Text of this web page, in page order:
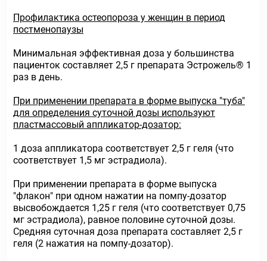
Профилактика остеопороза у женщин в период
постменопаузы
Минимальная эффективная доза у большинства
пациенток составляет 2,5 г препарата Эстрожель® 1
раз в день.
При применении препарата в форме выпуска "туба"
для определения суточной дозы используют
пластмассовый аппликатор-дозатор:
1 доза аппликатора соответствует 2,5 г геля (что
соответствует 1,5 мг эстрадиола).
При применении препарата в форме выпуска
"флакон" при одном нажатии на помпу-дозатор
высвобождается 1,25 г геля (что соответствует 0,75
мг эстрадиола), равное половине суточной дозы.
Средняя суточная доза препарата составляет 2,5 г
геля (2 нажатия на помпу-дозатор).